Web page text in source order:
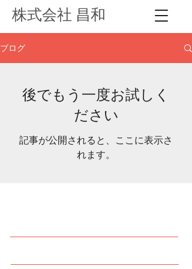
株式会社 昌和
ブログ
後でもう一度お試しく
ださい
記事が公開されると、ここに表示さ
れます。